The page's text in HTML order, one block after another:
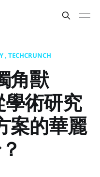
TECHCRUNCH
角獸
術研究
案的華麗